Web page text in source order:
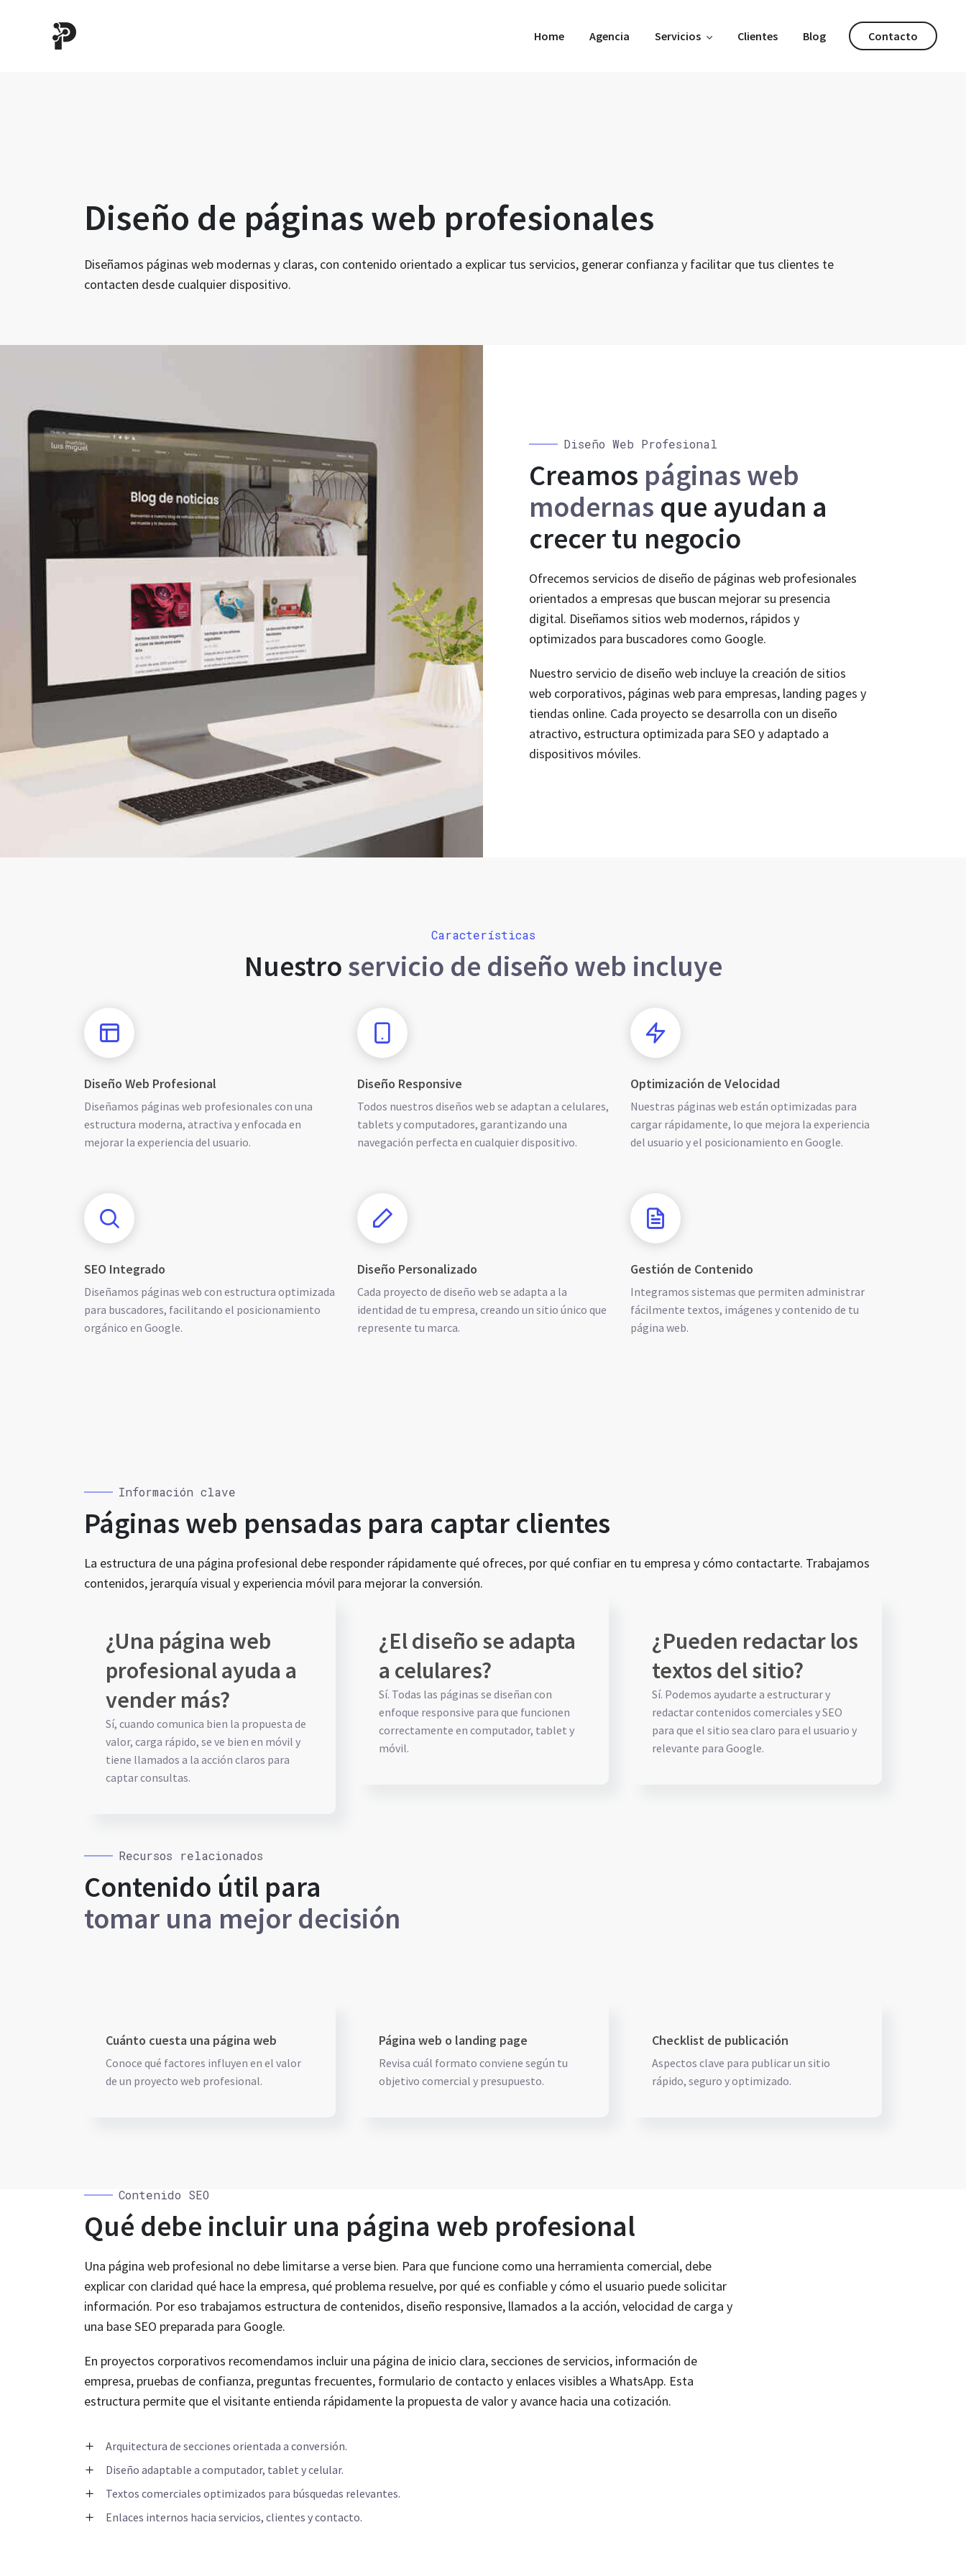
Home Agencia Servicios Clientes Blog Contacto
Diseño de páginas web profesionales
Diseñamos páginas web modernas y claras, con contenido orientado a explicar tus servicios, generar confianza y facilitar que tus clientes te
contacten desde cualquier dispositivo.
Diseño Web Profesional
Creamos páginas web
modernas que ayudan a
crecer tu negocio
Ofrecemos servicios de diseño de páginas web profesionales
orientados a empresas que buscan mejorar su presencia
digital. Diseñamos sitios web modernos, rápidos y
optimizados para buscadores como Google.
Nuestro servicio de diseño web incluye la creación de sitios
web corporativos, páginas web para empresas, landing pages y
tiendas online. Cada proyecto se desarrolla con un diseño
atractivo, estructura optimizada para SEO y adaptado a
dispositivos móviles.
Características
Nuestro servicio de diseño web incluye
Diseño Web Profesional
Diseñamos páginas web profesionales con una
estructura moderna, atractiva y enfocada en
mejorar la experiencia del usuario.
Diseño Responsive
Todos nuestros diseños web se adaptan a celulares,
tablets y computadores, garantizando una
navegación perfecta en cualquier dispositivo.
Optimización de Velocidad
Nuestras páginas web están optimizadas para
cargar rápidamente, lo que mejora la experiencia
del usuario y el posicionamiento en Google.
SEO Integrado
Diseñamos páginas web con estructura optimizada
para buscadores, facilitando el posicionamiento
orgánico en Google.
Diseño Personalizado
Cada proyecto de diseño web se adapta a la
identidad de tu empresa, creando un sitio único que
represente tu marca.
Gestión de Contenido
Integramos sistemas que permiten administrar
fácilmente textos, imágenes y contenido de tu
página web.
Información clave
Páginas web pensadas para captar clientes
La estructura de una página profesional debe responder rápidamente qué ofreces, por qué confiar en tu empresa y cómo contactarte. Trabajamos
contenidos, jerarquía visual y experiencia móvil para mejorar la conversión.
¿Una página web
profesional ayuda a
vender más?
Sí, cuando comunica bien la propuesta de
valor, carga rápido, se ve bien en móvil y
tiene llamados a la acción claros para
captar consultas.
¿El diseño se adapta
a celulares?
Sí. Todas las páginas se diseñan con
enfoque responsive para que funcionen
correctamente en computador, tablet y
móvil.
¿Pueden redactar los
textos del sitio?
Sí. Podemos ayudarte a estructurar y
redactar contenidos comerciales y SEO
para que el sitio sea claro para el usuario y
relevante para Google.
Recursos relacionados
Contenido útil para
tomar una mejor decisión
Cuánto cuesta una página web
Conoce qué factores influyen en el valor
de un proyecto web profesional.
Página web o landing page
Revisa cuál formato conviene según tu
objetivo comercial y presupuesto.
Checklist de publicación
Aspectos clave para publicar un sitio
rápido, seguro y optimizado.
Contenido SEO
Qué debe incluir una página web profesional
Una página web profesional no debe limitarse a verse bien. Para que funcione como una herramienta comercial, debe
explicar con claridad qué hace la empresa, qué problema resuelve, por qué es confiable y cómo el usuario puede solicitar
información. Por eso trabajamos estructura de contenidos, diseño responsive, llamados a la acción, velocidad de carga y
una base SEO preparada para Google.
En proyectos corporativos recomendamos incluir una página de inicio clara, secciones de servicios, información de
empresa, pruebas de confianza, preguntas frecuentes, formulario de contacto y enlaces visibles a WhatsApp. Esta
estructura permite que el visitante entienda rápidamente la propuesta de valor y avance hacia una cotización.
Arquitectura de secciones orientada a conversión.
Diseño adaptable a computador, tablet y celular.
Textos comerciales optimizados para búsquedas relevantes.
Enlaces internos hacia servicios, clientes y contacto.